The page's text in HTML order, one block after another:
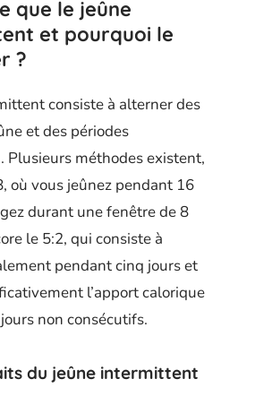
que le jeûne
et pourquoi le
?
consiste à alterner des
et des périodes
Plusieurs méthodes existent,
où vous jeûnez pendant 16
durant une fenêtre de 8
le 5:2, qui consiste à
pendant cinq jours et
l’apport calorique
non consécutifs.
du jeûne intermittent